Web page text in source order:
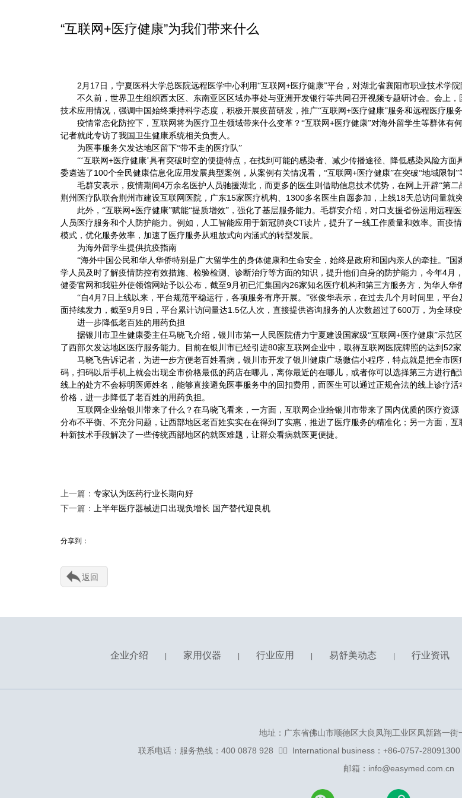
“互联网+医疗健康”为我们带来什么
2 月 17 日，宁夏医科大学总医院远程医学中心利用“互联网 + 医疗健康”平台，对湖北省襄阳市职业技术学
不久前，世界卫生组织西太区、东南亚区区域办事处与亚洲开发银行等共同召开视频专题研讨会。会上，
技术应用情况，强调中国始终秉持科学态度，积极开展疫苗研发，推广“互联网 + 医疗健康”服务和远程医疗服
疫情常态化防控下，互联网将为医疗卫生领域带来什么变革？“互联网 + 医疗健康”对海外留学生等群体有
记者就此专访了我国卫生健康系统相关负责人。
为医事服务欠发达地区留下“带不走的医疗队”
“‘互联网 + 医疗健康’具有突破时空的便捷特点，在找到可能的感染者、减少传播途径、降低感染风险方
委遴选了 100个全民健康信息化应用发展典型案例，从案例有关情况看，“互联网 + 医疗健康”在突破“地域限制
毛群安表示，疫情期间4万余名医护人员驰援湖北，而更多的医生则借助信息技术优势，在网上开辟“第
荆州医疗队联合荆州市建设互联网医院，广东15家医疗机构、 1300多名医生自愿参加，上线18天总访问量就
此外，“互联网 + 医疗健康”赋能“提质增效”，强化了基层服务能力。毛群安介绍，对口支援省份运用远
人员医疗服务和个人防护能力。例如，人工智能应用于新冠肺炎CT读片，提升了一线工作质量和效率。而疫
模式，优化服务效率，加速了医疗服务从粗放式向内涵式的转型发展。
为海外留学生提供抗疫指南
“海外中国公民和华人华侨特别是广大留学生的身体健康和生命安全，始终是政府和国内亲人的牵挂。”国
学人员及时了解疫情防控有效措施、检验检测、诊断治疗等方面的知识，提升他们自身的防护能力，今年4月
健委官网和我驻外使领馆网站予以公布，截至9月初已汇集国内26家知名医疗机构和第三方服务方，为华人华
“自4月 7 日上线以来，平台规范平稳运行，各项服务有序开展。”张俊华表示，在过去几个月时间里，平
面持续发力，截至9月 9 日，平台累计访问量达1.5亿人次，直接提供咨询服务的人次数超过了600万，为全球
进一步降低老百姓的用药负担
据银川市卫生健康委主任马晓飞介绍，银川市第一人民医院借力宁夏建设国家级“互联网 + 医疗健康”示范
了西部欠发达地区医疗服务能力。目前在银川市已经引进80家互联网企业中，取得互联网医院牌照的达到 52家
马晓飞告诉记者，为进一步方便老百姓看病，银川市开发了银川健康广场微信小程序，特点就是把全市医
码，扫码以后手机上就会出现全市价格最低的药店在哪儿，离你最近的在哪儿，或者你可以选择第三方进行
线上的处方不会标明医师姓名，能够直接避免医事服务中的回扣费用，而医生可以通过正规合法的线上诊疗
价格，进一步降低了老百姓的用药负担。
互联网企业给银川带来了什么？在马晓飞看来，一方面，互联网企业给银川市带来了国内优质的医疗资
分布不平衡、不充分问题，让西部地区老百姓实实在在得到了实惠，推进了医疗服务的精准化；另一方面，
种新技术手段解决了一些传统西部地区的就医难题，让群众看病就医更便捷。
上一篇： 专家认为医药行业长期向好
下一篇：
上半年医疗器械进口出现负增长 国产替代迎良机
分享到：
返回
企业介绍 家用仪器 行业应用 易舒美动态 行业资讯
地址：广东省佛山市顺德区大良凤翔工业区凤新路一街
联系电话：服务热线：400 0878 928 ᅟᅠ ᅟInternational business：+86-0757-
邮箱：info@easymed.com.cn